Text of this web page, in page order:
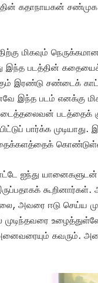
கதாநாயகன் சண்முக
மிகவும்
இந்த படத்தின் கதையைக்
இரண்டு சண்டைக்
இந்த படம் எனக்கு
படத்தைக்
பார்க்க முடியாது.
ஐந்து யானைகளுடன்
அவரை ஈடு செய்ய
கவரும்.